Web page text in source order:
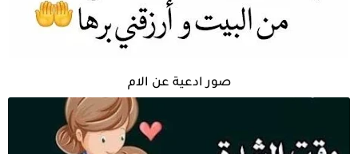
صور ادعية عن الام